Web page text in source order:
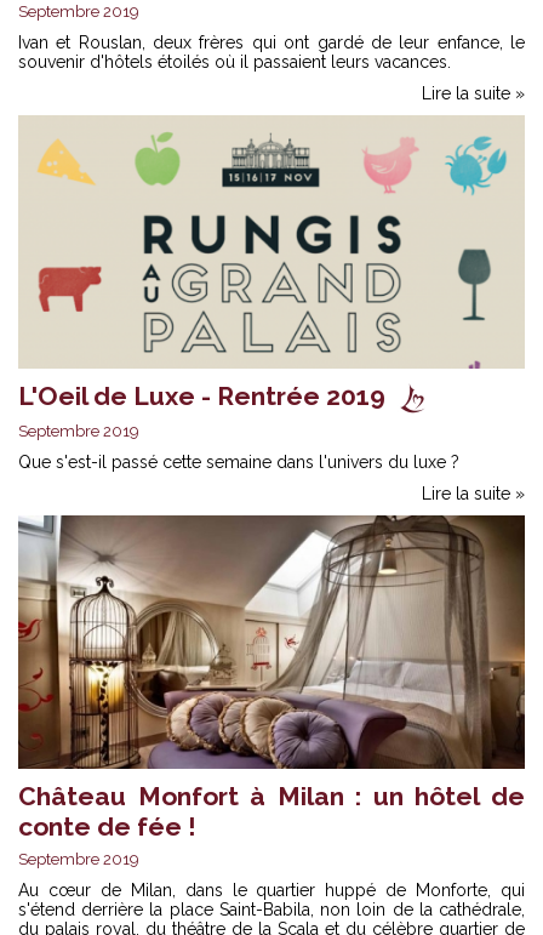
Septembre 2019
Ivan et Rouslan, deux frères qui ont gardé de leur enfance, le
souvenir d'hôtels étoilés où il passaient leurs vacances.
Lire la suite »
L'Oeil de Luxe - Rentrée 2019
Septembre 2019
Que s'est-il passé cette semaine dans l'univers du luxe ?
Lire la suite »
Château Monfort à Milan : un hôtel de
conte de fée !
Septembre 2019
Au cœur de Milan, dans le quartier huppé de Monforte, qui
s'étend derrière la place Saint-Babila, non loin de la cathédrale,
du palais royal, du théâtre de la Scala et du célèbre quartier de